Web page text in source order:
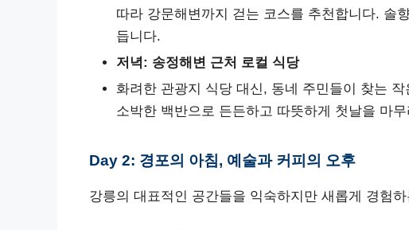
따라 강문해변까지 걷는 코스를 추천합니다. 솔
듭니다.
저녁: 송정해변 근처 로컬 식당
화려한 관광지 식당 대신, 동네 주민들이 찾는
소박한 백반으로 든든하고 따뜻하게 첫날을 마
Day 2: 경포의 아침, 예술과 커피의 오후
강릉의 대표적인 공간들을 익숙하지만 새롭게 경험